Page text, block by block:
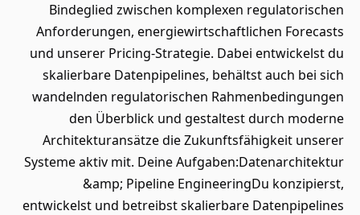
Bindeglied zwischen komplexen regulatorischen
Anforderungen, energiewirtschaftlichen Forecasts
und unserer Pricing-Strategie. Dabei entwickelst du
skalierbare Datenpipelines, behältst auch bei sich
wandelnden regulatorischen Rahmenbedingungen
den Überblick und gestaltest durch moderne
Architekturansätze die Zukunftsfähigkeit unserer
Systeme aktiv mit. Deine Aufgaben:Datenarchitektur
&amp; Pipeline EngineeringDu konzipierst,
entwickelst und betreibst skalierbare Datenpipelines